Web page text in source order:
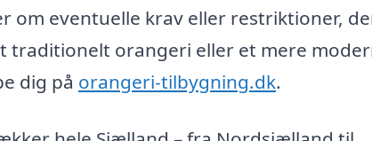
om eventuelle krav eller restriktioner,
traditionelt orangeri eller et mere
dig på orangeri-tilbygning.dk.